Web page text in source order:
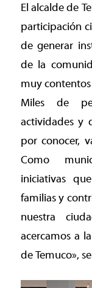
El alcalde de
participación
de generar
de la
muy
Miles de
actividades y
por conocer,
Como
iniciativas
familias y
nuestra
acercamos a
de Temuco»,